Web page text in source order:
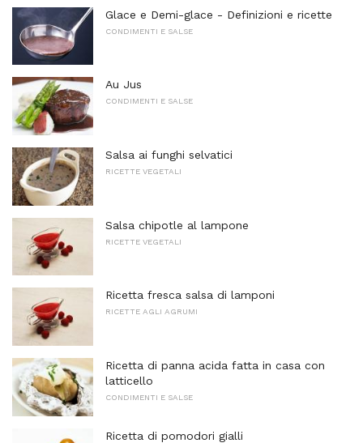
Glace e Demi-glace - Definizioni e ricette
CONDIMENTI E SALSE
Au Jus
CONDIMENTI E SALSE
Salsa ai funghi selvatici
RICETTE VEGETALI
Salsa chipotle al lampone
RICETTE VEGETALI
Ricetta fresca salsa di lamponi
RICETTE AGLI AGRUMI
Ricetta di panna acida fatta in casa con
latticello
CONDIMENTI E SALSE
Ricetta di pomodori gialli